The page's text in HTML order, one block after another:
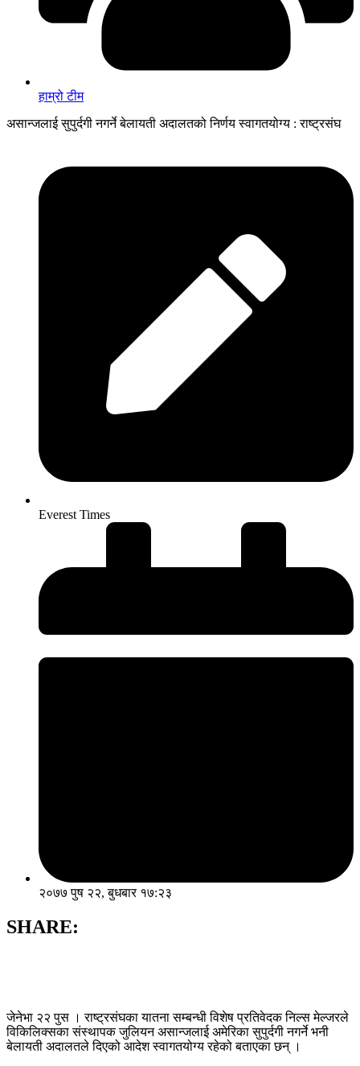
हाम्रो टीम
असान्जलाई सुपुर्दगी नगर्ने बेलायती अदालतको निर्णय स्वागतयोग्य : राष्ट्रसंघ
Everest Times
२०७७ पुष २२, बुधबार १७:२३
SHARE:
जेनेभा २२ पुस । राष्ट्रसंघका यातना सम्बन्धी विशेष प्रतिवेदक निल्स मेल्जरले
विकिलिक्सका संस्थापक जुलियन असान्जलाई अमेरिका सुपुर्दगी नगर्ने भनी
बेलायती अदालतले दिएको आदेश स्वागतयोग्य रहेको बताएका छन् ।